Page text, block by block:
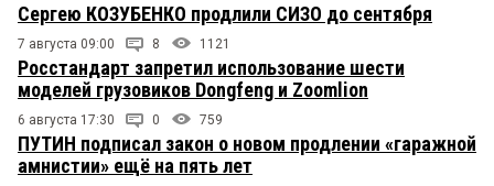
Сергею КОЗУБЕНКО продлили СИЗО до сентября
7 августа 09:00 8 1121
Росстандарт запретил использование шести
моделей грузовиков Dongfeng и Zoomlion
6 августа 17:30 0 759
ПУТИН подписал закон о новом продлении «гаражной
амнистии» ещё на пять лет